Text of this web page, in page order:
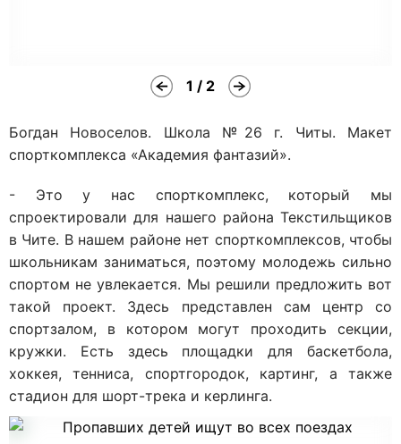
1 / 2
Богдан Новоселов. Школа №26 г. Читы. Макет
спорткомплекса «Академия фантазий».
- Это у нас спорткомплекс, который мы
спроектировали для нашего района Текстильщиков
в Чите. В нашем районе нет спорткомплексов, чтобы
школьникам заниматься, поэтому молодежь сильно
спортом не увлекается. Мы решили предложить вот
такой проект. Здесь представлен сам центр со
спортзалом, в котором могут проходить секции,
кружки. Есть здесь площадки для баскетбола,
хоккея, тенниса, спортгородок, картинг, а также
стадион для шорт-трека и керлинга.